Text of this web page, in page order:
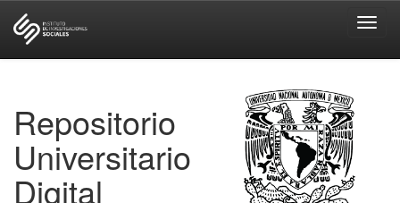
Repositorio
Universitario
Digital